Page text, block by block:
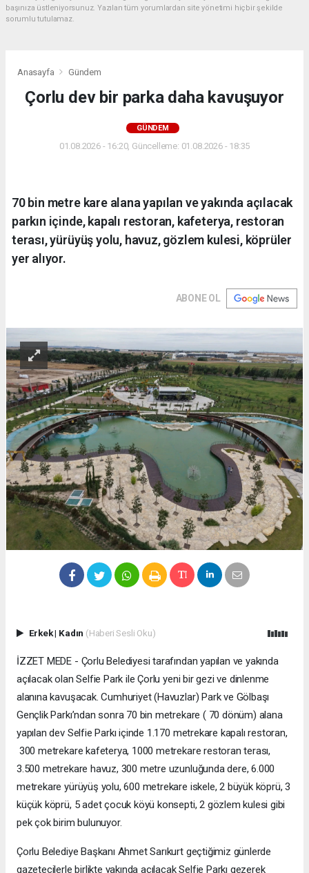
başınıza üstleniyorsunuz. Yazılan tüm yorumlardan site yönetimi hiçbir şekilde
sorumlu tutulamaz.
Anasayfa Gündem
Çorlu dev bir parka daha kavuşuyor
GÜNDEM
01.08.2026 - 16:20, Güncelleme: 01.08.2026 - 18:35
70 bin metre kare alana yapılan ve yakında açılacak
parkın içinde, kapalı restoran, kafeterya, restoran
terası, yürüyüş yolu, havuz, gözlem kulesi, köprüler
yer alıyor.
ABONE OL
Erkek| Kadın (Haberi Sesli Oku)
İZZET MEDE - Çorlu Belediyesi tarafından yapılan ve yakında
açılacak olan Selfie Park ile Çorlu yeni bir gezi ve dinlenme
alanına kavuşacak. Cumhuriyet (Havuzlar) Park ve Gölbaşı
Gençlik Parkı’ndan sonra 70 bin metrekare ( 70 dönüm) alana
yapılan dev Selfie Parkı içinde 1.170 metrekare kapalı restoran,
300 metrekare kafeterya, 1000 metrekare restoran terası,
3.500 metrekare havuz, 300 metre uzunluğunda dere, 6.000
metrekare yürüyüş yolu, 600 metrekare iskele, 2 büyük köprü, 3
küçük köprü, 5 adet çocuk köyü konsepti, 2 gözlem kulesi gibi
pek çok birim bulunuyor.
Çorlu Belediye Başkanı Ahmet Sarıkurt geçtiğimiz günlerde
gazetecilerle birlikte yakında açılacak Selfie Parkı gezerek